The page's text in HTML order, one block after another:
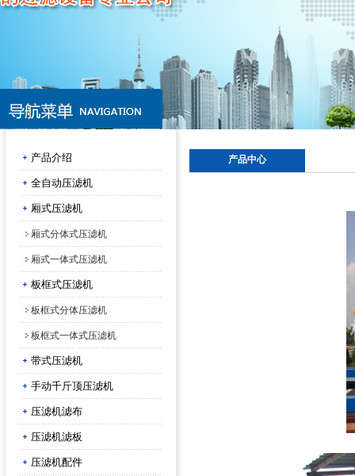
产品介绍
全自动压滤机
厢式压滤机
厢式分体式压滤机
厢式一体式压滤机
板框式压滤机
板框式分体压滤机
板框式一体式压滤机
带式压滤机
手动千斤顶压滤机
压滤机滤布
压滤机滤板
压滤机配件
产品中心